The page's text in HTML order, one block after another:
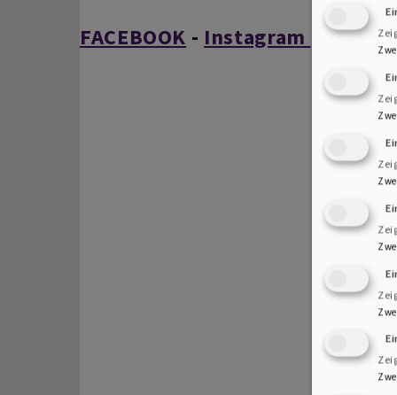
FACEBOOK - Instagram